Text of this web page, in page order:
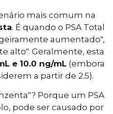
mais comum na
. É quando o PSA Total
aumentado",
alto". Geralmente, esta
e 10.0 ng/mL (embora
a partir de 2.5).
Porque um PSA
pode ser causado por